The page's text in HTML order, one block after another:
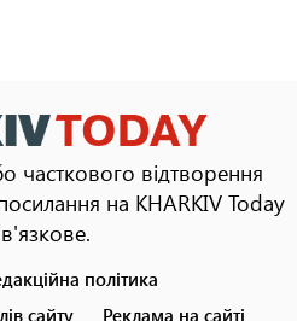
часткового відтворення
на KHARKIV Today
політика
сайту
Реклама на сайті